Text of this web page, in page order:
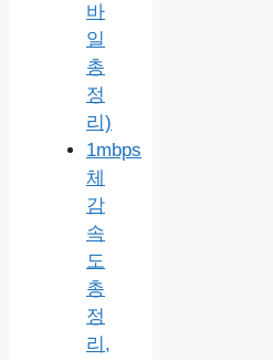
바
일
총
정
리)
1mbps
체
감
속
도
총
정
리,